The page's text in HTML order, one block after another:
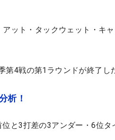
ット・タックウェット・キ
第4戦の第1ラウンドが終了し
析！
と3打差の3アンダー・6位タ